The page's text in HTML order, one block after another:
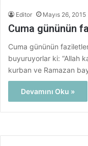
Editor Mayıs 26, 2015
Cuma gününün
Cuma gününün
buyuruyorlar ki: “Allah
kurban ve Ramazan
Devamını Oku »